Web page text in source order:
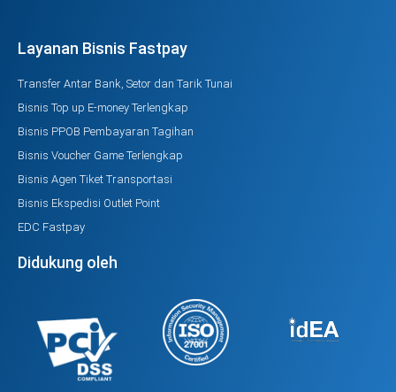
Layanan Bisnis Fastpay
Transfer Antar Bank, Setor dan Tarik Tunai
Bisnis Top up E-money Terlengkap
Bisnis PPOB Pembayaran Tagihan
Bisnis Voucher Game Terlengkap
Bisnis Agen Tiket Transportasi
Bisnis Ekspedisi Outlet Point
EDC Fastpay
Didukung oleh